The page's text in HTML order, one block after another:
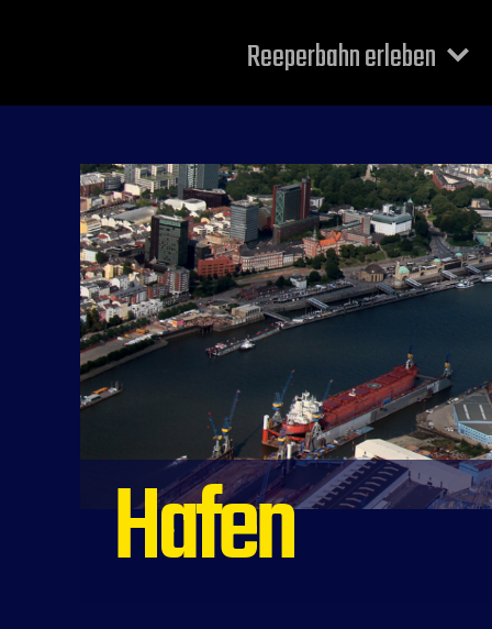
Reeperbahn erleben
Hafen